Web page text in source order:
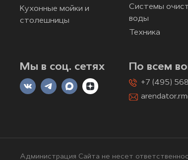
Кухонные мойки и
столешницы
Системы
воды
Техника
Мы в соц. сетях По всем
+7 (495)
Администрация Сайта не несет